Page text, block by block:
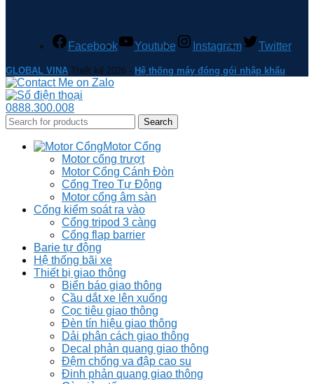
Facebook Youtube Instagram Twitter
GLOBAL VINA Thiết kế 2026 - Hệ thống máy đóng gói nhập khẩu
0888.300.008
Search
Motor Cổng
Motor cổng trượt
Motor Cổng Cánh Đòn
Cổng Treo Tự Động
Motor cổng âm sàn
Cổng kiểm soát ra vào
Cổng tripod 3 càng
Cổng flap barrier
Barie tự động
Hệ thống bãi xe
Thiết bị giao thông
Biển báo giao thông
Cầu dắt xe lên xuống
Cọc tiêu giao thông
Đèn tín hiệu giao thông
Dải phân cách giao thông
Decal phản quang giao thông
Đệm chống va đập cao su
Đinh phản quang giao thông